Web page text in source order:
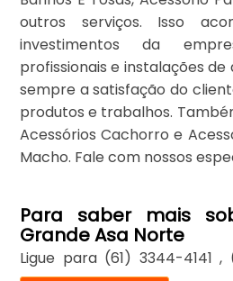
outros serviços. Isso
investimentos da
profissionais e instalações de
sempre a satisfação do
produtos e trabalhos.
Acessórios Cachorro e
Macho. Fale com nossos
Para saber mais
Grande Asa Norte
Ligue para (61) 3344-4141 ,